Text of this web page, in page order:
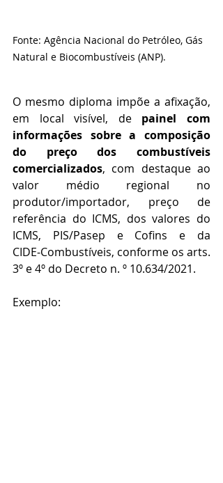
Fonte: Agência Nacional do Petróleo, Gás
Natural e Biocombustíveis (ANP).
O mesmo diploma impõe a afixação,
em local visível, de painel com
informações sobre a composição
do preço dos combustíveis
comercializados, com destaque ao
valor médio regional no
produtor/importador, preço de
referência do ICMS, dos valores do
ICMS, PIS/Pasep e Cofins e da
CIDE‑Combustíveis, conforme os arts.
3º e 4º do Decreto n. º 10.634/2021.
Exemplo: